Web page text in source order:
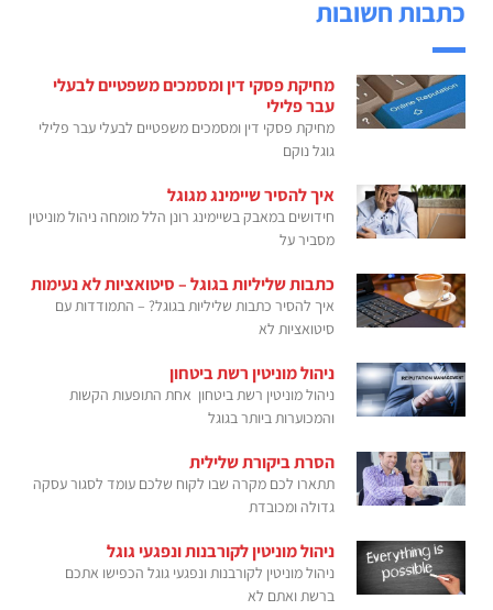
כתבות חשובות
מחיקת פסקי דין ומסמכים משפטיים לבעלי
עבר פלילי
מחיקת פסקי דין ומסמכים משפטיים לבעלי עבר פלילי
גוגל נוקם
איך להסיר שיימינג מגוגל
חידושים במאבק בשיימינג רונן הלל מומחה ניהול מוניטין
מסביר על
כתבות שליליות בגוגל – סיטואציות לא נעימות
איך להסיר כתבות שליליות בגוגל? – התמודדות עם
סיטואציות לא
ניהול מוניטין רשת ביטחון
ניהול מוניטין רשת ביטחון אחת התופעות הקשות
והמכוערות ביותר בגוגל
הסרת ביקורת שלילית
תתארו לכם מקרה שבו לקוח שלכם עומד לסגור עסקה
גדולה ומכובדת
ניהול מוניטין לקורבנות ונפגעי גוגל
ניהול מוניטין לקורבנות ונפגעי גוגל הכפישו אתכם
ברשת ואתם לא